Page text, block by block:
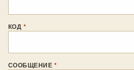
КОД *
СООБЩЕНИЕ *